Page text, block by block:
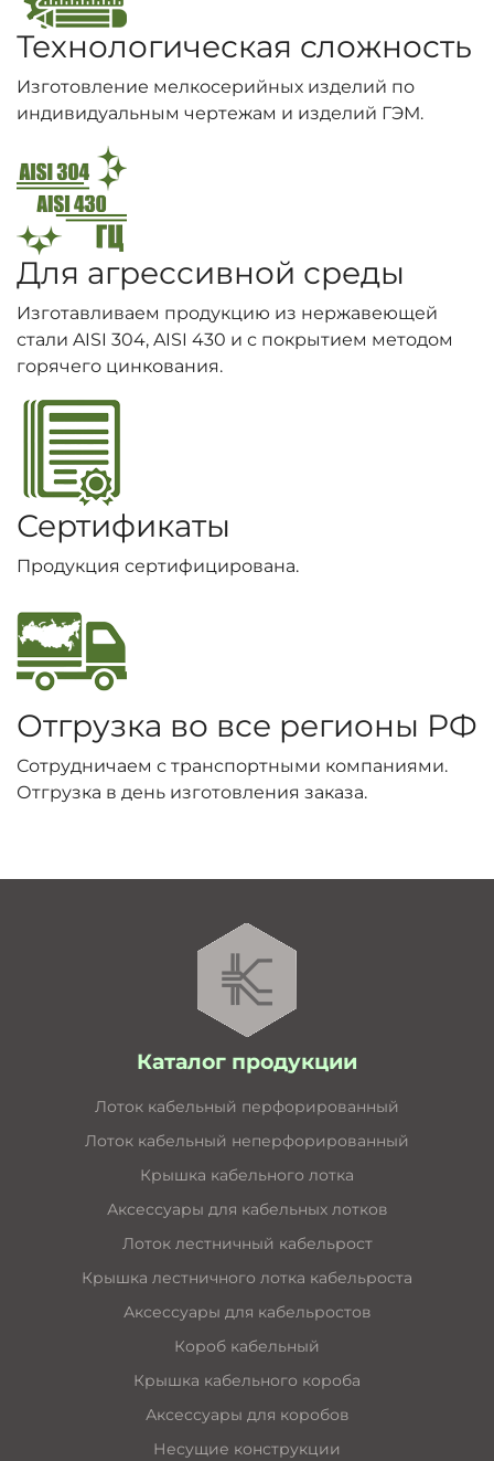
Технологическая сложность
Изготовление мелкосерийных изделий по
индивидуальным чертежам и изделий ГЭМ.
Для агрессивной среды
Изготавливаем продукцию из нержавеющей
стали AISI 304, AISI 430 и с покрытием методом
горячего цинкования.
Сертификаты
Продукция сертифицирована.
Отгрузка во все регионы РФ
Сотрудничаем с транспортными компаниями.
Отгрузка в день изготовления заказа.
Каталог продукции
Лоток кабельный перфорированный
Лоток кабельный неперфорированный
Крышка кабельного лотка
Аксессуары для кабельных лотков
Лоток лестничный кабельрост
Крышка лестничного лотка кабельроста
Аксессуары для кабельростов
Короб кабельный
Крышка кабельного короба
Аксессуары для коробов
Несущие конструкции